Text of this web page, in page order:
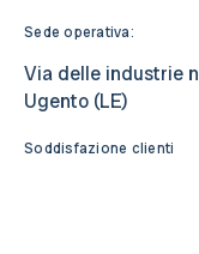
Sede operativa:
Via delle industrie
Ugento (LE)
Soddisfazione clienti